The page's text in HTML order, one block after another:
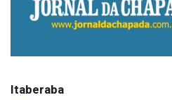
Itaberaba